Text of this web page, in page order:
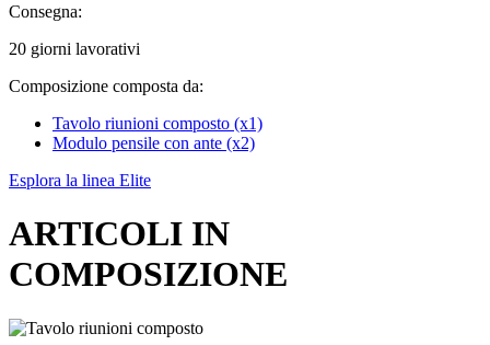
Consegna:
20 giorni lavorativi
Composizione composta da:
Tavolo riunioni composto (x1)
Modulo pensile con ante (x2)
Esplora la linea Elite
ARTICOLI IN
COMPOSIZIONE